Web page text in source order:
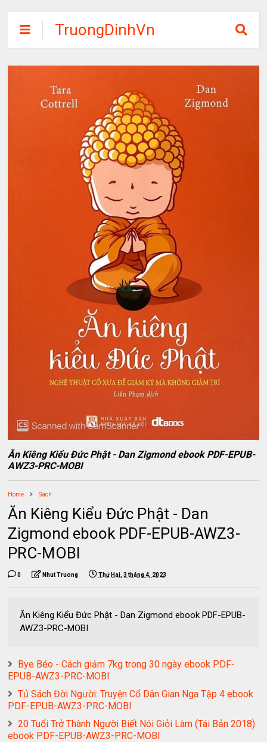
TruongDinhVn
Chia sẽ ebook,
các khóa học,
phần mềm học
tập miễn phí
Ăn Kiêng Kiểu Đức Phật - Dan Zigmond ebook PDF-EPUB-
AWZ3-PRC-MOBI
Home Sách
Ăn Kiêng Kiểu Đức Phật - Dan
Zigmond ebook PDF-EPUB-AWZ3-
PRC-MOBI
0 Nhut Truong Thứ Hai, 3 tháng 4, 2023
Ăn Kiêng Kiểu Đức Phật - Dan Zigmond ebook PDF-EPUB-
AWZ3-PRC-MOBI
Bye Béo - Cách giảm 7kg trong 30 ngày ebook PDF-
EPUB-AWZ3-PRC-MOBI
Tủ Sách Đời Người: Truyện Cổ Dân Gian Nga Tập 4 ebook
PDF-EPUB-AWZ3-PRC-MOBI
20 Tuổi Trở Thành Người Biết Nói Giỏi Làm (Tái Bản 2018)
ebook PDF-EPUB-AWZ3-PRC-MOBI